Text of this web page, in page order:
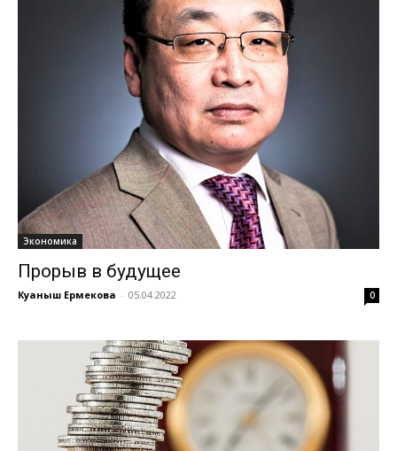
Экономика
Прорыв в будущее
Куаныш Ермекова - 05.04.2022 0